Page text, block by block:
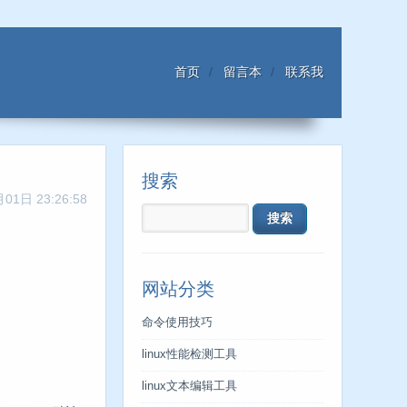
首页 留言本 联系我
01日 23:26:58
搜索
网站分类
命令使用技巧
linux性能检测工具
linux文本编辑工具